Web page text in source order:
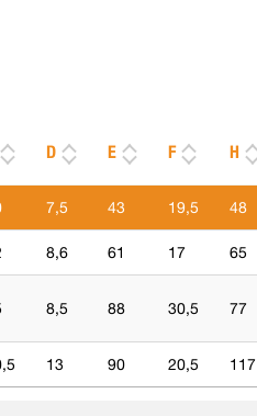
D E F H
7,5 43 19,5 48
8,6 61 17 65
8,5 88 30,5 77
13 90 20,5 117